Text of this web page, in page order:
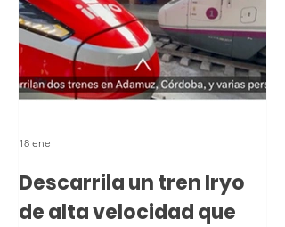
Descarrila un tren Iryo
de alta velocidad que
18 ene